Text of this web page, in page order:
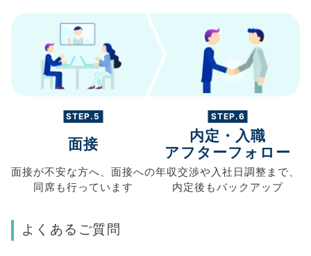
STEP.5
面接
面接が不安な方へ、 面接への
同席も行っています
STEP.6
内定・入職
アフターフォロー
年収交渉や入社日調整まで、
内定後もバックアップ
よくあるご質問